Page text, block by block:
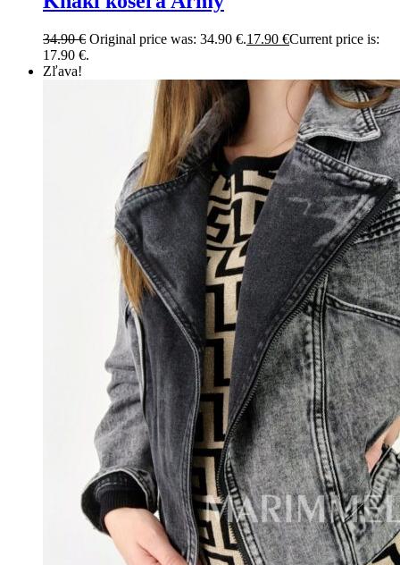
34.90€ Original price was: 34.90 €.17.90 €Current price is:
17.90 €.
Zľava!